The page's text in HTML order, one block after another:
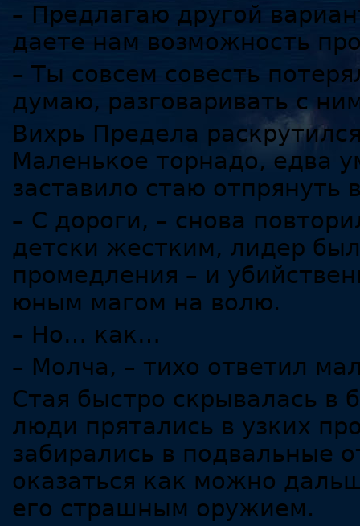
– Предлагаю другой
даете нам возможность
– Ты совсем совесть
думаю, разговаривать с
Вихрь Предела
Маленькое торнадо, едва
заставило стаю отпрянуть
– С дороги, – снова
детски жестким, лидер
промедления – и
юным магом на волю.
– Но… как…
– Молча, – тихо ответил
Стая быстро скрывалась в
люди прятались в узких
забирались в подвальные
оказаться как можно
его страшным оружием.